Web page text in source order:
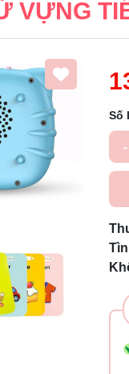
VỰNG
Số
-